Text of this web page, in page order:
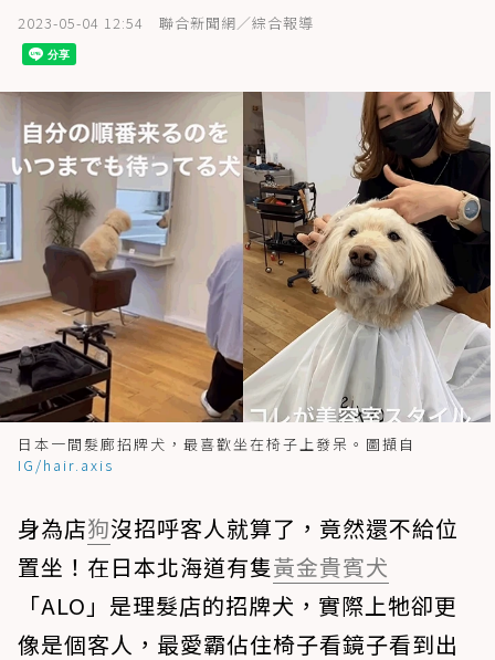
2023-05-04 12:54 聯合新聞網／綜合報導
日本一間髮廊招牌犬，最喜歡坐在椅子上發呆。圖擷自
IG/hair.axis
身為店狗沒招呼客人就算了，竟然還不給位
置坐！在日本北海道有隻黃金貴賓犬
「ALO」是理髮店的招牌犬，實際上牠卻更
像是個客人，最愛霸佔住椅子看鏡子看到出